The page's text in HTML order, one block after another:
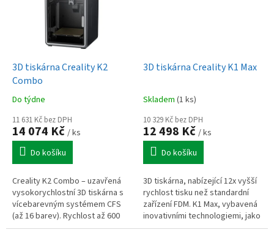
3D tiskárna Creality K2
Combo
Do týdne
11 631 Kč bez DPH
14 074 Kč / ks
Do košíku
Creality K2 Combo – uzavřená
vysokorychlostní 3D tiskárna s
vícebarevným systémem CFS
(až 16 barev). Rychlost až 600
mm/s, zrychlení 20 000 mm/s2,
3D tiskárna Creality K1 Max
Skladem (1 ks)
10 329 Kč bez DPH
12 498 Kč / ks
Do košíku
3D tiskárna, nabízející 12x vyšší
rychlost tisku než standardní
zařízení FDM. K1 Max, vybavená
inovativními technologiemi, jako
je lehká tisková hlava Core XY,